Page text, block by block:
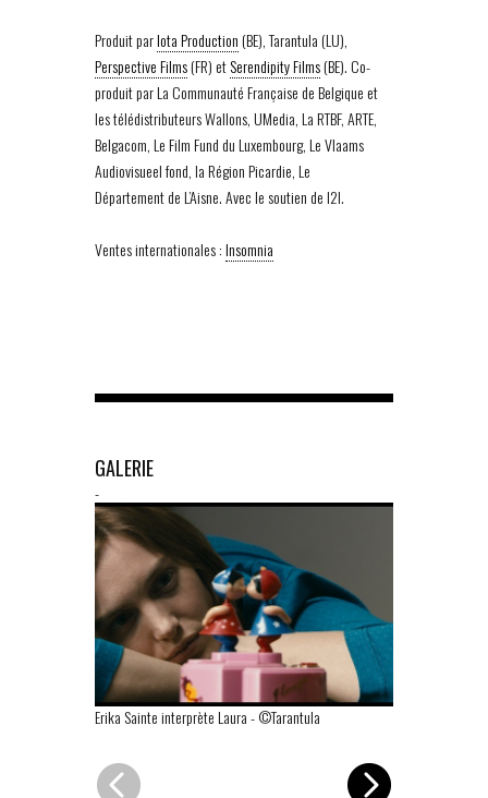
Produit parIota Production(BE), Tarantula (LU),
Perspective Films(FR) etSerendipity Films(BE). Co-
produit par La Communauté Française de Belgique et
les télédistributeurs Wallons, UMedia, La RTBF, ARTE,
Belgacom, Le Film Fund du Luxembourg, Le Vlaams
Audiovisueel fond, la Région Picardie, Le
Département de L’Aisne. Avec le soutien de I2I.
Ventes internationales :Insomnia
GALERIE
-
Erika Sainte interprète Laura-©Tarantula